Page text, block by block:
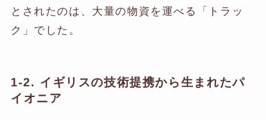
とされたのは、大量の物資を運べる「トラッ
ク」でした。
1-2. イギリスの技術提携から生まれたパ
イオニア